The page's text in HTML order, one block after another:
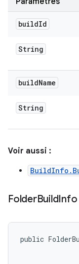
buildId
String
buildName
String
Voir aussi :
FolderBuildInfo
public